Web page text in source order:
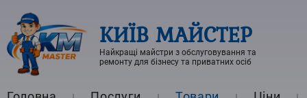
КИЇВ МАЙСТЕР
Найкращі майстри з обслуговування та
ремонту для бізнесу та приватних осіб